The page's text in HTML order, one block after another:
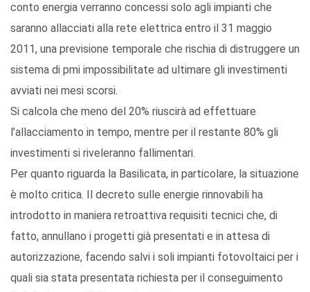
conto energia verranno concessi solo agli impianti che
saranno allacciati alla rete elettrica entro il 31 maggio
2011, una previsione temporale che rischia di distruggere un
sistema di pmi impossibilitate ad ultimare gli investimenti
avviati nei mesi scorsi.
Si calcola che meno del 20% riuscirà ad effettuare
l’allacciamento in tempo, mentre per il restante 80% gli
investimenti si riveleranno fallimentari.
Per quanto riguarda la Basilicata, in particolare, la situazione
è molto critica. Il decreto sulle energie rinnovabili ha
introdotto in maniera retroattiva requisiti tecnici che, di
fatto, annullano i progetti già presentati e in attesa di
autorizzazione, facendo salvi i soli impianti fotovoltaici per i
quali sia stata presentata richiesta per il conseguimento